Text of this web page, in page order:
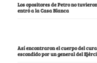
Los opositores de Petro no
entró a la Casa Blanca
Así encontraron el cuerpo del
escondido por un general del